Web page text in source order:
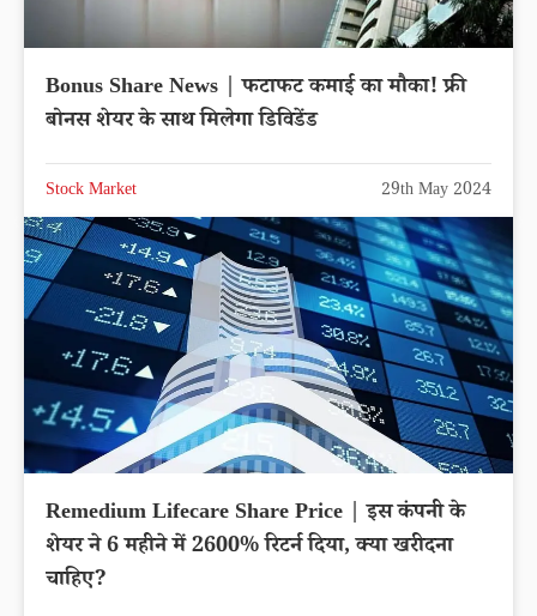
Bonus Share News | फटाफट कमाई का मौका! फ्री
बोनस शेयर के साथ मिलेगा डिविडेंड
Stock Market 29th May 2024
Remedium Lifecare Share Price | इस कंपनी के
शेयर ने 6 महीने में 2600% रिटर्न दिया, क्या खरीदना
चाहिए?